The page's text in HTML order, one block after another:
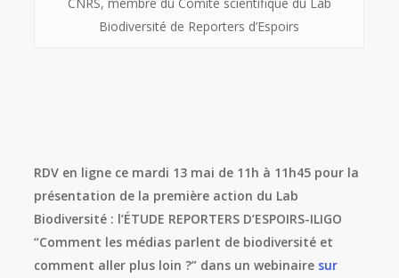
Biodiversité de Reporters d’Espoirs
RDV en ligne ce mardi 13 mai de 11h à 11h45 pour la
présentation de la première action du Lab
Biodiversité : l’ÉTUDE REPORTERS D’ESPOIRS-ILIGO
“Comment les médias parlent de biodiversité et
comment aller plus loin ?” dans un webinaire sur